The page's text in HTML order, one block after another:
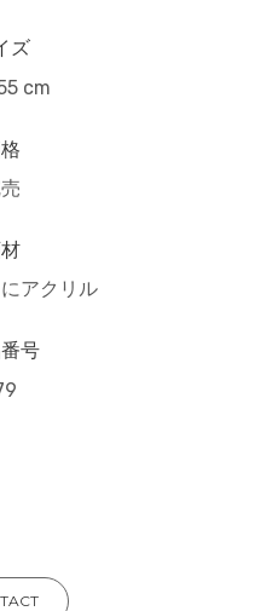
ズ
cm
アクリル
号